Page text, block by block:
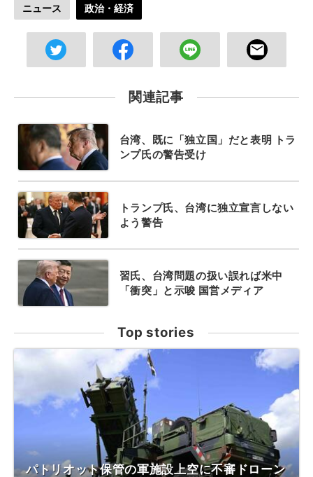
ニュース 政治・経済
関連記事
台湾、既に「独立国」だと表明 トラ
ンプ氏の警告受け
トランプ氏、台湾に独立宣言しない
よう警告
習氏、台湾問題の扱い誤れば米中
「衝突」と示唆 国営メディア
Top stories
パトリオット保管の軍施設上空に不審ドローン